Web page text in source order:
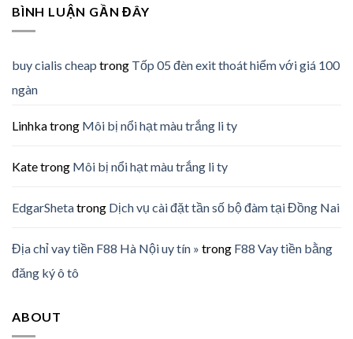
BÌNH LUẬN GẦN ĐÂY
buy cialis cheap trong Tốp 05 đèn exit thoát hiểm với giá 100
ngàn
Linhkatrong Môi bị nổi hạt màu trắng li ty
Katetrong Môi bị nổi hạt màu trắng li ty
EdgarShetatrong Dịch vụ cài đặt tần số bộ đàm tại Đồng Nai
Địa chỉ vay tiền F88 Hà Nội uy tín » trong F88 Vay tiền bằng
đăng ký ô tô
ABOUT